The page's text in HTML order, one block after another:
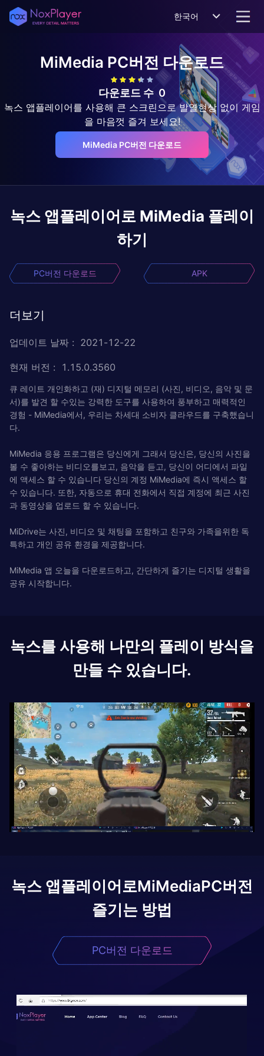
한국어
MiMedia PC버전 다운로드
다운로드 수 0
녹스 앱플레이어를 사용해 큰 스크린으로 발열현상 없이 게임
을 마음껏 즐겨 보세요!
MiMedia PC버전 다운로드
녹스 앱플레이어로 MiMedia 플레이
하기
PC버전 다운로드 APK
더보기
업데이트 날짜 : 2021-12-22
현재 버전 : 1.15.0.3560
큐 레이트 개인화하고 (재) 디지털 메모리 (사진, 비디오, 음악 및 문
서)를 발견 할 수있는 강력한 도구를 사용하여 풍부하고 매력적인
경험 - MiMedia에서, 우리는 차세대 소비자 클라우드를 구축했습니
다.
MiMedia 응용 프로그램은 당신에게 그래서 당신은, 당신의 사진을
볼 수 좋아하는 비디오를보고, 음악을 듣고, 당신이 어디에서 파일
에 액세스 할 수 있습니다 당신의 계정 MiMedia에 즉시 액세스 할
수 있습니다. 또한, 자동으로 휴대 전화에서 직접 계정에 최근 사진
과 동영상을 업로드 할 수 있습니다.
MiDrive는 사진, 비디오 및 채팅을 포함하고 친구와 가족을위한 독
특하고 개인 공유 환경을 제공합니다.
MiMedia 앱 오늘을 다운로드하고, 간단하게 즐기는 디지털 생활을
공유 시작합니다.
녹스를 사용해 나만의 플레이 방식을
만들 수 있습니다.
녹스 앱플레이어로MiMediaPC버전
즐기는 방법
PC버전 다운로드